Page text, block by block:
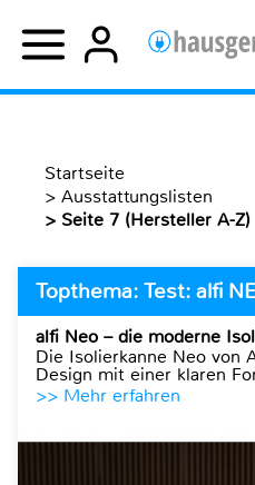
Startseite
> Ausstattungslisten
>
Seite 7 (Hersteller A-Z)
Topthema: Test: alfi
alfi Neo – die moderne
Die Isolierkanne Neo von
Design mit einer klaren
>> Mehr erfahren